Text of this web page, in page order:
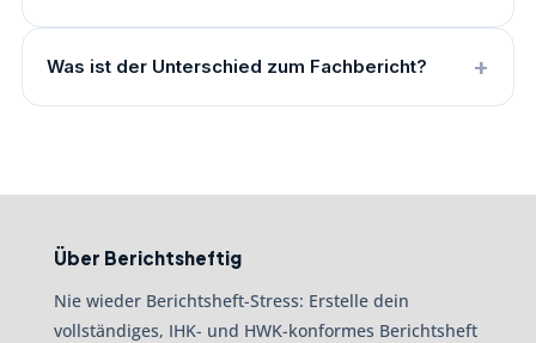
Was ist der Unterschied zum Fachbericht?
Über Berichtsheftig
Nie wieder Berichtsheft-Stress: Erstelle dein
vollständiges, IHK- und HWK-konformes Berichtsheft